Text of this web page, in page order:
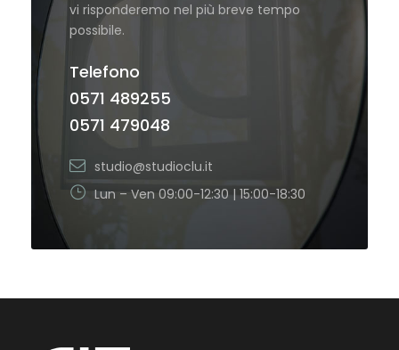
vi risponderemo nel più breve tempo
possibile.
Telefono
0571 489255
0571 479048
studio@studioclu.it
Lun – Ven 09:00-12:30 | 15:00-18:30